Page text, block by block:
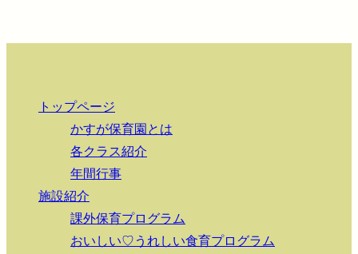
トップページ
かすが保育園とは
各クラス紹介
年間行事
施設紹介
課外保育プログラム
おいしい♡うれしい食育プログラム